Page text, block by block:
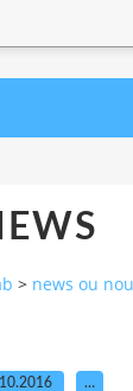
> news ou
…